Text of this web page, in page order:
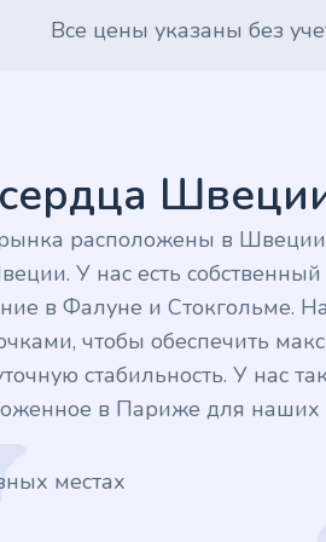
Все цены указаны без
расположены в
У нас есть
в Фалуне и Стокгольме.
чтобы обеспечить
стабильность. У нас
в Париже для наших
местах